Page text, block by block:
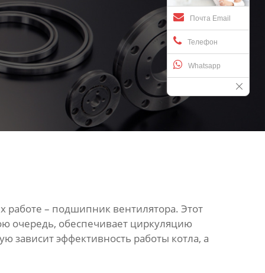
Почта Email
Телефон
Whatsapp
работе – подшипник вентилятора. Этот
очередь, обеспечивает циркуляцию
зависит эффективность работы котла, а